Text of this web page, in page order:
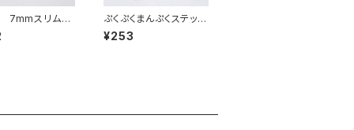
7mmスリムマ
テープ ビオ
ぷくぷくまんぷくステッカ
ーシール 82315 軽
食 喫茶メニュー
¥253